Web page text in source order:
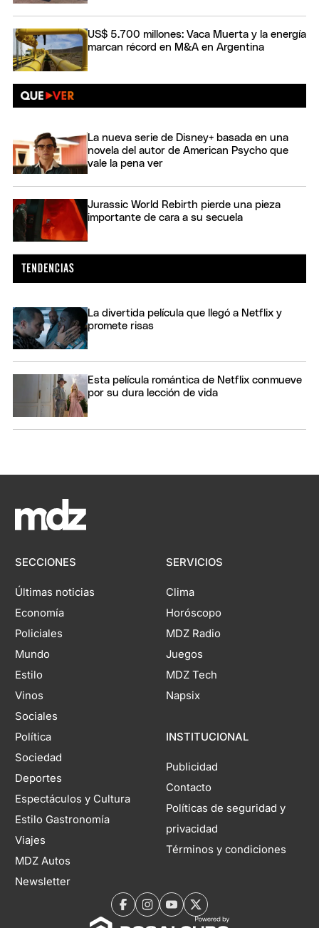
US$ 5.700 millones: Vaca Muerta y la energía
marcan récord en M&A en Argentina
La nueva serie de Disney+ basada en una
novela del autor de American Psycho que
vale la pena ver
Jurassic World Rebirth pierde una pieza
importante de cara a su secuela
La divertida película que llegó a Netflix y
promete risas
Esta película romántica de Netflix conmueve
por su dura lección de vida
SECCIONES
Últimas noticias
Economía
Policiales
Mundo
Estilo
Vinos
Sociales
Política
Sociedad
Deportes
Espectáculos y Cultura
Estilo Gastronomía
Viajes
MDZ Autos
Newsletter
SERVICIOS
Clima
Horóscopo
MDZ Radio
Juegos
MDZ Tech
Napsix
INSTITUCIONAL
Publicidad
Contacto
Políticas de seguridad y
privacidad
Términos y condiciones